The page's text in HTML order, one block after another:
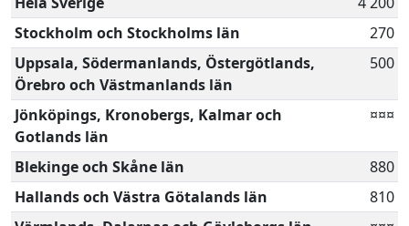
Stockholm och Stockholms län
270
Uppsala, Södermanlands, Östergötlands,
Örebro och Västmanlands län
500
Jönköpings, Kronobergs, Kalmar och
Gotlands län
¤¤¤
Blekinge och Skåne län
880
Hallands och Västra Götalands län
810